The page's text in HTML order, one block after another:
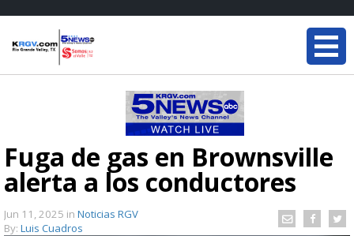
Fuga de gas en Brownsville
alerta a los conductores
Jun 11, 2025 in Noticias RGV
By: Luis Cuadros